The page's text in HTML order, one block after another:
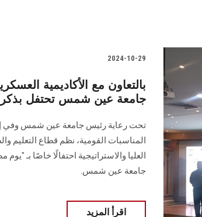
2024-10-29
بالتعاون مع الأكاديمية
جامعة عين شمس تحتفل
تحت رعاية رئيس جامعة عين شمس وفي
المناسبات القومية، نظم قطاع التعليم
العليا والاستراتيجية احتفالًا خاصًا بـ
جامعة عين شمس‎.‎
اقرأ المزيد